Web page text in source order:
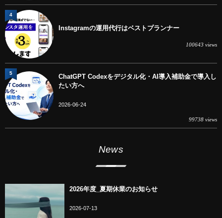
Instagramの運用代行はベストプランナー
100643 views
4
ChatGPT Codexをデジタル化・AI導入補助金で導入し
たい方へ
2026-06-24
99738 views
5
News
2026年度_夏期休業のお知らせ
2026-07-13